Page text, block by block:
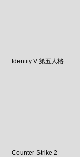
Identity V 第五人格
Counter-Strike 2